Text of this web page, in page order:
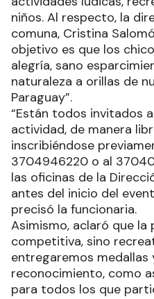
niños. Al respecto, la
comuna, Cristina
objetivo es que los
alegría, sano
naturaleza a orillas de
Paraguay”.
“Están todos invitados
actividad, de manera
inscribiéndose
3704946220 o al
las oficinas de la
antes del inicio del
precisó la funcionaria.
Asimismo, aclaró que la
competitiva, sino
entregaremos
reconocimiento, como
para todos los que